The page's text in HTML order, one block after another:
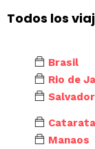
Todos los
Brasil
Rio de
Manaos